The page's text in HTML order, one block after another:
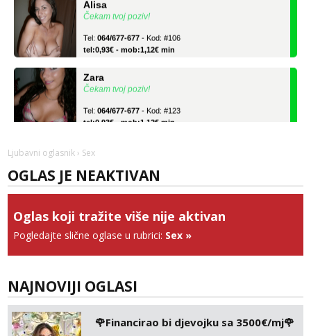
Čekam tvoj poziv!
tel:0,93€ - mob:1,12€ min
Čekam tvoj poziv!
tel:0,93€ - mob:1,12€ min
Čekam tvoj poziv!
Tel: 064/677-677 - Kod: #142
Liliana
Razgovaram :)
tel:0,93€ - mob:1,12€ min
Čekam tvoj poziv!
064/677-677
Ljubavni oglasnik › Sex
OGLAS JE NEAKTIVAN
Oglas koji tražite više nije aktivan
Pogledajte slične oglase u rubrici: Sex »
NAJNOVIJI OGLASI
🌹Financirao bi djevojku sa 3500€/mj🌹